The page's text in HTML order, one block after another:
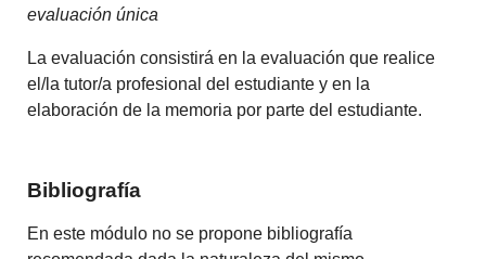
evaluación única
La evaluación consistirá en la evaluación que realice
el/la tutor/a profesional del estudiante y en la
elaboración de la memoria por parte del estudiante.
Bibliografía
En este módulo no se propone bibliografía